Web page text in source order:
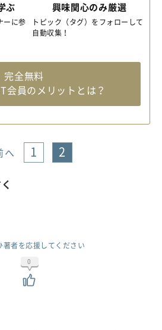
ぶ
ーに参
興味関心のみ厳選
トピック（タグ）をフォローして
自動収集！
完全無料
会員のメリットとは？
へ 1 2
著者を応援してください
0